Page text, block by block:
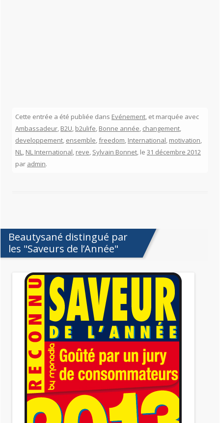
Cette entrée a été publiée dans Evénement, et marquée avec
Ambassadeur, B2U, b2ulife, Bonne année, changement,
developpement, ensemble,freedom, International, motivation,
NL, NL International, reve, Sylvain Bonnet, le 31 décembre 2012
par admin.
Beautysané distingué par
les "Saveurs de l’Année"